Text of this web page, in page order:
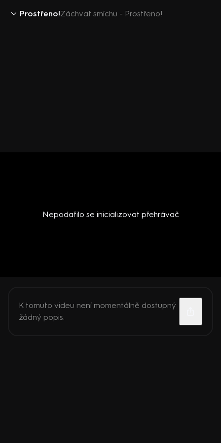
Prostřeno!Záchvat smíchu - Prostřeno!
Nepodařilo se inicializovat přehrávač
K tomuto videu není momentálně dostupný
žádný popis.